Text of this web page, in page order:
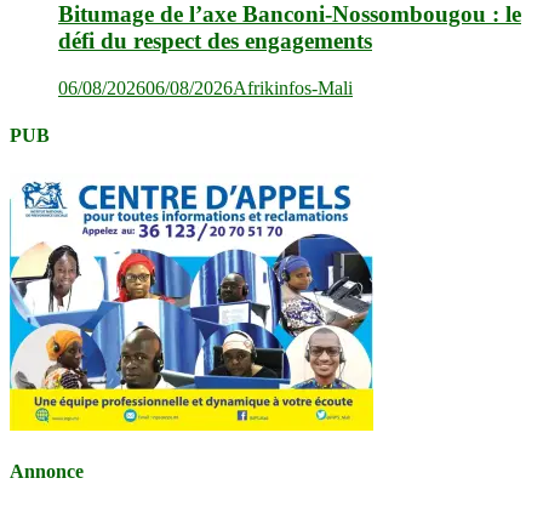
Bitumage de l’axe Banconi-Nossombougou : le
défi du respect des engagements
06/08/202606/08/2026Afrikinfos-Mali
PUB
Annonce